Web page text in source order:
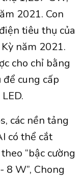
2021. Con
tiêu thụ của
năm 2021.
cho chỉ bằng
cung cấp
các nền tảng
có thể cắt
“bậc cường
8 W”, Chong